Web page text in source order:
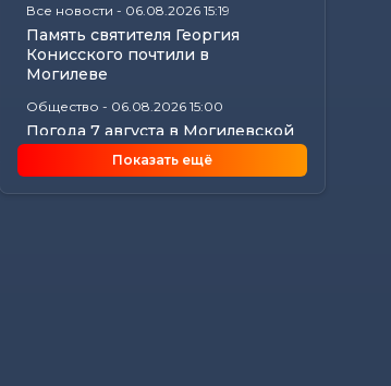
Все новости - 06.08.2026 15:19
Память святителя Георгия
Конисского почтили в
Могилеве
Общество - 06.08.2026 15:00
Погода 7 августа в Могилевской
области: ливни, град,
шквалистый...
Показать ещё